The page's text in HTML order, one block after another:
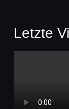
Letzte